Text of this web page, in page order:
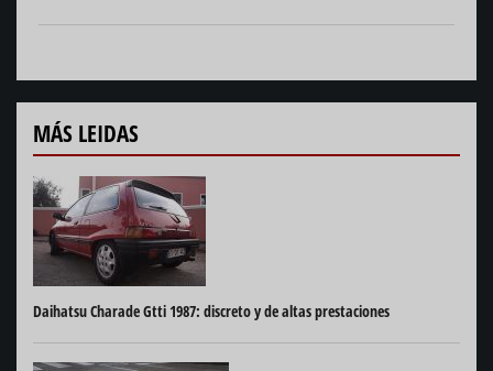
MÁS LEIDAS
Daihatsu Charade Gtti 1987: discreto y de altas prestaciones